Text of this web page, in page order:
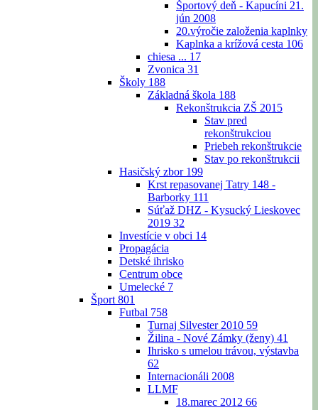
Športový deň - Kapucíni 21.
jún 2008
20.výročie založenia kaplnky
Kaplnka a krížová cesta 106
chiesa ... 17
Zvonica 31
Školy 188
Základná škola 188
Rekonštrukcia ZŠ 2015
Stav pred
rekonštrukciou
Priebeh rekonštrukcie
Stav po rekonštrukcii
Hasičský zbor 199
Krst repasovanej Tatry 148 -
Barborky 111
Súťaž DHZ - Kysucký Lieskovec
2019 32
Investície v obci 14
Propagácia
Detské ihrisko
Centrum obce
Umelecké 7
Šport 801
Futbal 758
Turnaj Silvester 2010 59
Žilina - Nové Zámky (ženy) 41
Ihrisko s umelou trávou, výstavba
62
Internacionáli 2008
LLMF
18.marec 2012 66